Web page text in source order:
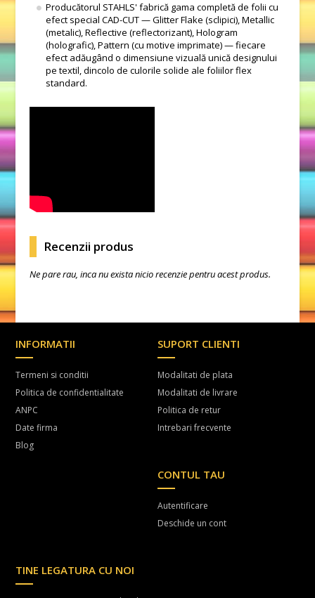
Producătorul STAHLS' fabrică gama completă de folii cu
efect special CAD-CUT — Glitter Flake (sclipici), Metallic
(metalic), Reflective (reflectorizant), Hologram
(holografic), Pattern (cu motive imprimate) — fiecare
efect adăugând o dimensiune vizuală unică designului
pe textil, dincolo de culorile solide ale foliilor flex
standard.
Recenzii produs
Ne pare rau, inca nu exista nicio recenzie pentru acest produs.
INFORMATII
Termeni si conditii
Politica de confidentialitate
ANPC
Date firma
Blog
SUPORT CLIENTI
Modalitati de plata
Modalitati de livrare
Politica de retur
Intrebari frecvente
CONTUL TAU
Autentificare
Deschide un cont
TINE LEGATURA CU NOI